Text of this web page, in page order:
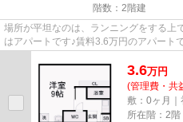
階数：2階建
場所が平坦なのは、ランニングをする上
はアパートです♪賃料3.6万円のアパート
3.6万円
(管理費・共
敷：0ヶ月｜
所在階：2階